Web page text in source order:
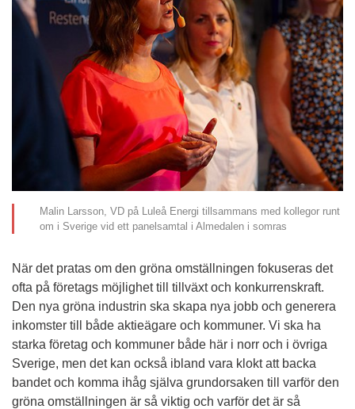
Malin Larsson, VD på Luleå Energi tillsammans med kollegor runt
om i Sverige vid ett panelsamtal i Almedalen i somras
När det pratas om den gröna omställningen fokuseras det
ofta på företags möjlighet till tillväxt och konkurrenskraft.
Den nya gröna industrin ska skapa nya jobb och generera
inkomster till både aktieägare och kommuner. Vi ska ha
starka företag och kommuner både här i norr och i övriga
Sverige, men det kan också ibland vara klokt att backa
bandet och komma ihåg själva grundorsaken till varför den
gröna omställningen är så viktig och varför det är så